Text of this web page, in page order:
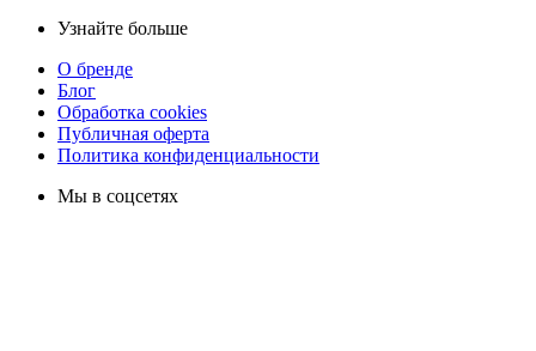
Узнайте больше
О бренде
Блог
Обработка cookies
Публичная оферта
Политика конфиденциальности
Мы в соцсетях